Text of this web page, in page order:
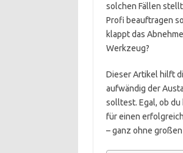
solchen Fällen
Profi beauftragen
klappt das
Werkzeug?
Dieser Artikel hilft
aufwändig der
solltest. Egal, ob
für einen
– ganz ohne